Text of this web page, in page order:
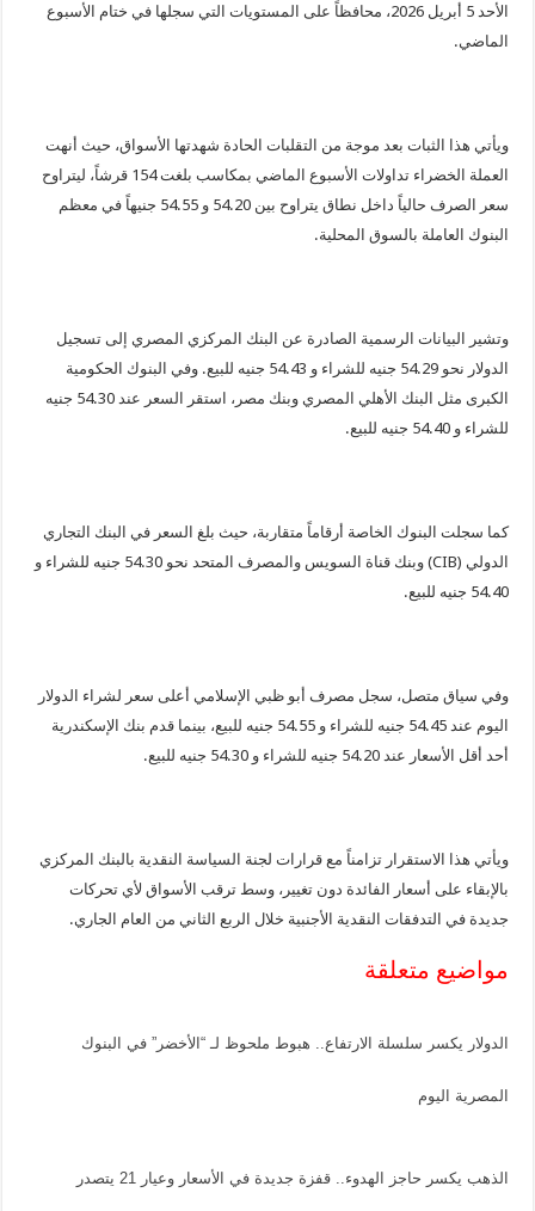
الأحد 5 أبريل 2026، محافظاً على المستويات التي سجلها في ختام الأسبوع
الماضي.
ويأتي هذا الثبات بعد موجة من التقلبات الحادة شهدتها الأسواق، حيث أنهت
العملة الخضراء تداولات الأسبوع الماضي بمكاسب بلغت 154 قرشاً، ليتراوح
سعر الصرف حالياً داخل نطاق يتراوح بين 54.20 و 54.55 جنيهاً في معظم
البنوك العاملة بالسوق المحلية.
وتشير البيانات الرسمية الصادرة عن البنك المركزي المصري إلى تسجيل
الدولار نحو 54.29 جنيه للشراء و 54.43 جنيه للبيع. وفي البنوك الحكومية
الكبرى مثل البنك الأهلي المصري وبنك مصر، استقر السعر عند 54.30 جنيه
للشراء و 54.40 جنيه للبيع.
كما سجلت البنوك الخاصة أرقاماً متقاربة، حيث بلغ السعر في البنك التجاري
الدولي (CIB) وبنك قناة السويس والمصرف المتحد نحو 54.30 جنيه للشراء و
54.40 جنيه للبيع.
وفي سياق متصل، سجل مصرف أبو ظبي الإسلامي أعلى سعر لشراء الدولار
اليوم عند 54.45 جنيه للشراء و 54.55 جنيه للبيع، بينما قدم بنك الإسكندرية
أحد أقل الأسعار عند 54.20 جنيه للشراء و 54.30 جنيه للبيع.
ويأتي هذا الاستقرار تزامناً مع قرارات لجنة السياسة النقدية بالبنك المركزي
بالإبقاء على أسعار الفائدة دون تغيير، وسط ترقب الأسواق لأي تحركات
جديدة في التدفقات النقدية الأجنبية خلال الربع الثاني من العام الجاري.
مواضيع متعلقة
الدولار يكسر سلسلة الارتفاع.. هبوط ملحوظ لـ “الأخضر” في البنوك
المصرية اليوم
الذهب يكسر حاجز الهدوء.. قفزة جديدة في الأسعار وعيار 21 يتصدر